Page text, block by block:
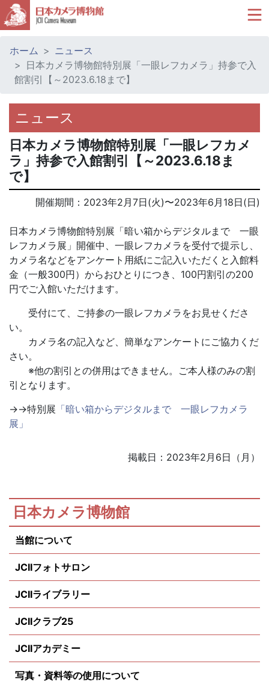
ホーム
ニュース
日本カメラ博物館特別展「一眼レフカメラ」持参で入
館割引【～2023.6.18まで】
ニュース
日本カメラ博物館特別展「一眼レフカメ
ラ」持参で入館割引【～2023.6.18ま
で】
開催期間： 2023年2月7日(火)〜2023年6月18日(日)
日本カメラ博物館特別展「暗い箱からデジタルまで 一眼
レフカメラ展」開催中、一眼レフカメラを受付で提示し、
カメラ名などをアンケート用紙にご記入いただくと入館料
金（一般300円）からおひとりにつき、100円割引の200
円でご入館いただけます。
受付にて、ご持参の一眼レフカメラをお見せくださ
い。
カメラ名の記入など、簡単なアンケートにご協力くだ
さい。
※他の割引との併用はできません。ご本人様のみの割
引となります。
→→特別展 「暗い箱からデジタルまで 一眼レフカメラ
展」
掲載日：2023年2月6日（月）
日本カメラ博物館
当館について
JCIIフォトサロン
JCIIライブラリー
JCIIクラブ25
JCIIアカデミー
写真・資料等の使用について